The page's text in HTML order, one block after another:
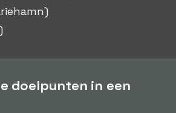
doelpunten in een